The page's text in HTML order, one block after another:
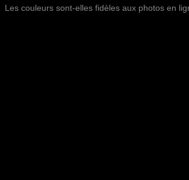
Les couleurs sont-elles fidèles aux photos en